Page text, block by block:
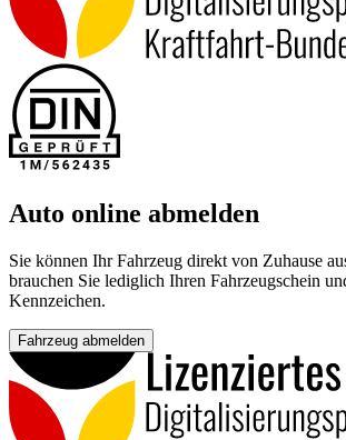
Auto online abmelden
Sie können Ihr Fahrzeug direkt von Zuhause
brauchen Sie lediglich Ihren Fahrzeugschein
Kennzeichen.
Fahrzeug abmelden